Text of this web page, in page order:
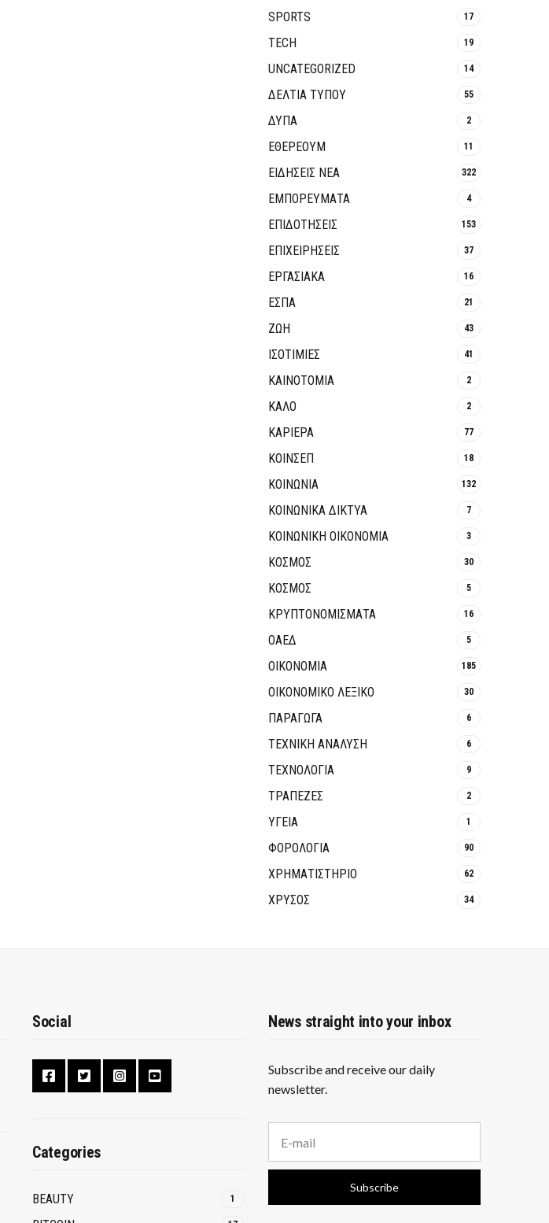
SPORTS 17
TECH 19
UNCATEGORIZED 14
ΔΕΛΤΙΑ ΤΥΠΟΥ 55
ΔΥΠΑ 2
ΕΘΈΡΕΟΥΜ 11
ΕΙΔΗΣΕΙΣ ΝΕΑ 322
ΕΜΠΟΡΕΥΜΑΤΑ 4
ΕΠΙΔΟΤΗΣΕΙΣ 153
ΕΠΙΧΕΙΡΗΣΕΙΣ 37
ΕΡΓΑΣΙΑΚΑ 16
ΕΣΠΑ 21
ΖΩΗ 43
ΙΣΟΤΙΜΙΕΣ 41
ΚΑΙΝΟΤΟΜΊΑ 2
ΚΑΛΟ 2
ΚΑΡΙΕΡΑ 77
ΚΟΙΝΣΕΠ 18
ΚΟΙΝΩΝΙΑ 132
ΚΟΙΝΩΝΙΚΆ ΔΊΚΤΥΑ 7
ΚΟΙΝΩΝΙΚΉ ΟΙΚΟΝΟΜΊΑ 3
ΚΟΣΜΟΣ 30
ΚΟΣΜΟΣ 5
ΚΡΥΠΤΟΝΟΜΊΣΜΑΤΑ 16
ΟΑΕΔ 5
ΟΙΚΟΝΟΜΙΑ 185
ΟΙΚΟΝΟΜΙΚΟ ΛΕΞΙΚΟ 30
ΠΑΡΑΓΩΓΑ 6
ΤΕΧΝΙΚΗ ΑΝΑΛΥΣΗ 6
ΤΕΧΝΟΛΟΓΙΑ 9
ΤΡΆΠΕΖΕΣ 2
ΥΓΕΙΑ 1
ΦΟΡΟΛΟΓΙΑ 90
ΧΡΗΜΑΤΙΣΤΗΡΙΟ 62
ΧΡΥΣΟΣ 34
Social
Categories
BEAUTY 1
News straight into your inbox
Subscribe and receive our daily
newsletter.
a
i
a
Subscribe